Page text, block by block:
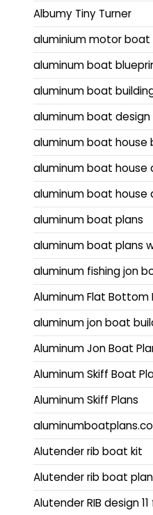
Albumy Tiny Turner
aluminium motor boat
aluminum boat
aluminum boat
aluminum boat design
aluminum boat house
aluminum boat house
aluminum boat house
aluminum boat plans
aluminum boat plans
aluminum fishing jon
Aluminum Flat Bottom
aluminum jon boat
Aluminum Jon Boat
Aluminum Skiff Boat
Aluminum Skiff Plans
Alutender rib boat kit
Alutender rib boat
Alutender RIB design